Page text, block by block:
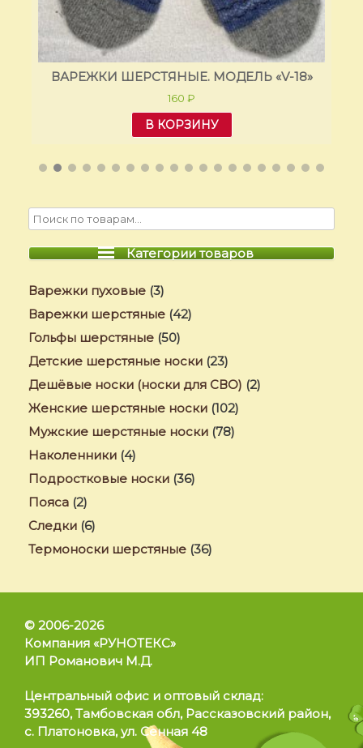
ВАРЕЖКИ ШЕРСТЯНЫЕ. МОДЕЛЬ «V-18»
160 ₽
В КОРЗИНУ
Категории товаров
Варежки пуховые (3)
Варежки шерстяные (42)
Гольфы шерстяные (50)
Детские шерстяные носки (23)
Дешёвые носки (носки для СВО) (2)
Женские шерстяные носки (102)
Мужские шерстяные носки (78)
Наколенники (4)
Подростковые носки (36)
Пояса (2)
Следки (6)
Термоноски шерстяные (36)
© 2006-2026
Компания «РУНОТЕКС»
ИП Романович М.Д.
Центральный офис и оптовый склад:
393260, Тамбовская обл, Рассказовский район,
с. Платоновка, ул. Сенная 48
WhatsApp